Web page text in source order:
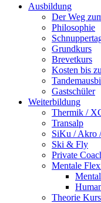
Ausbildung
Der Weg
Philosophie
Grundkurs
Brevetkurs
Kosten bis
Gastschüler
Weiterbildung
Thermik /
Transalp
SiKu / Akro
Ski & Fly
Private
Mentale
Theorie